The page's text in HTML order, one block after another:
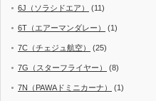
6J（ソラシドエア） (11)
6T（エアーマンダレー） (1)
7C（チェジュ航空） (25)
7G（スターフライヤー） (8)
7N（PAWAドミニカーナ） (1)